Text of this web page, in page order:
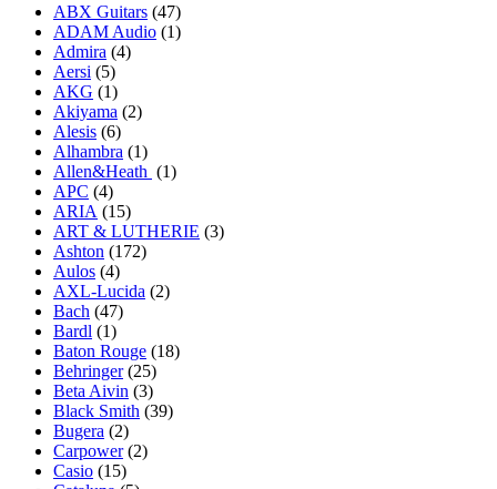
ABX Guitars (47)
ADAM Audio (1)
Admira (4)
Aersi (5)
AKG (1)
Akiyama (2)
Alesis (6)
Alhambra (1)
Allen&Heath (1)
APC (4)
ARIA (15)
ART & LUTHERIE (3)
Ashton (172)
Aulos (4)
AXL-Lucida (2)
Bach (47)
Bardl (1)
Baton Rouge (18)
Behringer(25)
Beta Aivin (3)
Black Smith (39)
Bugera (2)
Carpower(2)
Casio (15)